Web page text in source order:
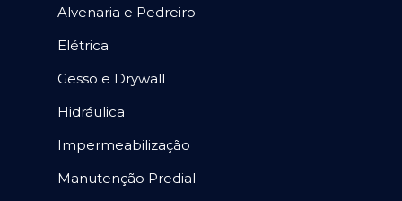
Alvenaria e Pedreiro
Elétrica
Gesso e Drywall
Hidráulica
Impermeabilização
Manutenção Predial